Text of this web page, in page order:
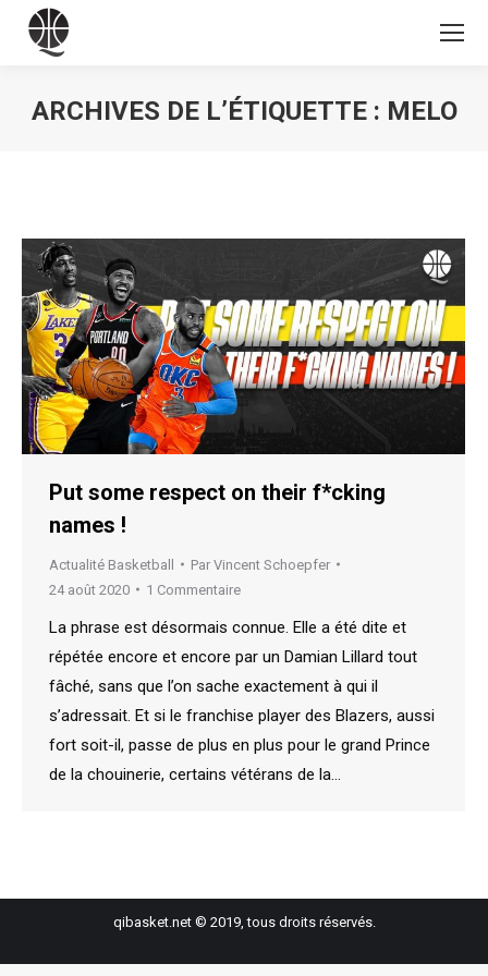
ARCHIVES DE L’ÉTIQUETTE : MELO
Put some respect on their f*cking
names !
Actualité Basketball Par Vincent Schoepfer
24 août 2020
1 Commentaire
La phrase est désormais connue. Elle a été dite et
répétée encore et encore par un Damian Lillard tout
fâché, sans que l’on sache exactement à qui il
s’adressait. Et si le franchise player des Blazers, aussi
fort soit-il, passe de plus en plus pour le grand Prince
de la chouinerie, certains vétérans de la…
qibasket.net © 2019, tous droits réservés.